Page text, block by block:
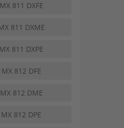
811 DXFE
811 DXME
811 DXPE
812 DFE
812 DME
812 DPE